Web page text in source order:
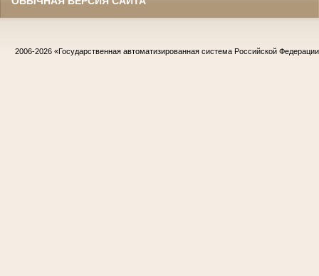
2006-2026 «Государственная автоматизированная система Российской